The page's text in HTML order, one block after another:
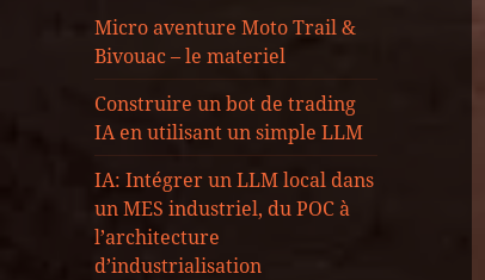
Micro aventure Moto Trail &
Bivouac – le materiel
Construire un bot de trading
IA en utilisant un simple LLM
IA: Intégrer un LLM local dans
un MES industriel, du POC à
l’architecture
d’industrialisation